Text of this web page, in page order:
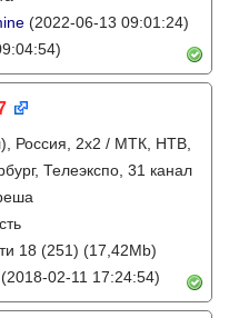
(2022-06-13 09:01:24)
Россия, 2x2 / МТК, НТВ,
Телеэкспо, 31 канал
18 (251) (17,42Mb)
(2018-02-11 17:24:54)